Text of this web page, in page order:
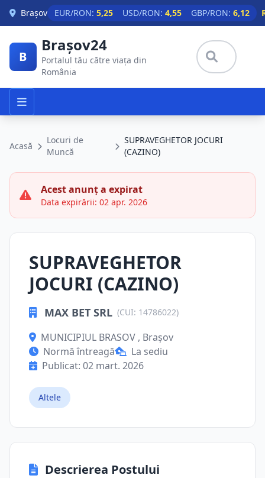
Skip to main content
Brașov EUR/RON: 5,25 USD/RON: 4,55 GBP/RON: 6,12
B
Brașov24
Portalul tău către viața din
România
Acasă
Locuri de
Muncă
SUPRAVEGHETOR JOCURI
(CAZINO)
Acest anunț a expirat
Data expirării: 02 apr. 2026
SUPRAVEGHETOR
JOCURI (CAZINO)
MAX BET SRL (CUI: 14786022)
MUNICIPIUL BRASOV , Brașov
Normă întreagă
La sediu
Publicat: 02 mart. 2026
Altele
Descrierea Postului